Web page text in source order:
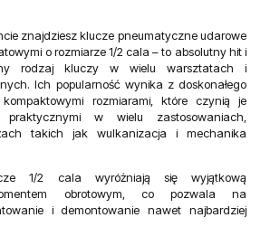
znajdziesz klucze pneumatyczne udarowe
o rozmiarze 1/2 cala – to absolutny hit i
rodzaj kluczy w wielu warsztatach i
Ich popularność wynika z doskonałego
rozmiarami, które czynią je
praktycznymi w wielu zastosowaniach,
takich jak wulkanizacja i mechanika
1/2 cala wyróżniają się wyjątkową
obrotowym, co pozwala na
i demontowanie nawet najbardziej